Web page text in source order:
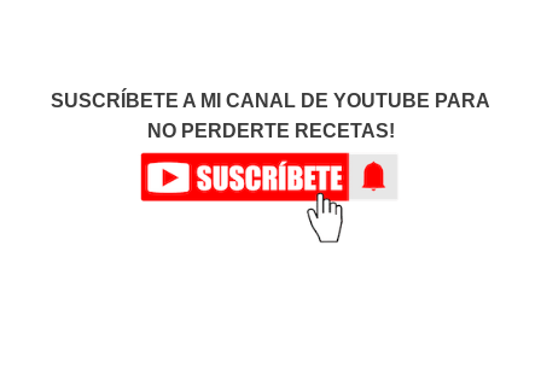
SUSCRÍBETE A MI CANAL DE YOUTUBE PARA
NO PERDERTE RECETAS!